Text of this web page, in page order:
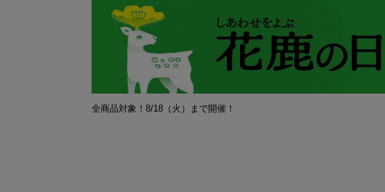
全商品対象！8/18（火）まで開催！